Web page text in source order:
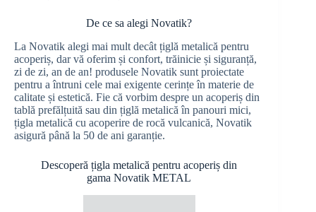
De ce sa alegi Novatik?
La Novatik alegi mai mult decât țiglă metalică pentru
acoperiș, dar vă oferim și confort, trăinicie și siguranță,
zi de zi, an de an! produsele Novatik sunt proiectate
pentru a întruni cele mai exigente cerințe în materie de
calitate și estetică. Fie că vorbim despre un acoperiș din
tablă prefălțuită sau din țiglă metalică în panouri mici,
țigla metalică cu acoperire de rocă vulcanică, Novatik
asigură până la 50 de ani garanție.
Descoperă țigla metalică pentru acoperiș din
gama Novatik METAL